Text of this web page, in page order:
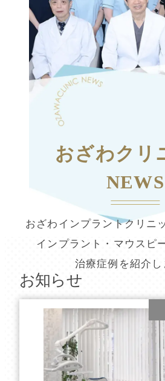
おざわクリ
NEWS
おざわインプラントクリニ
インプラント・マウスピ
治療症例を紹介し
お知らせ